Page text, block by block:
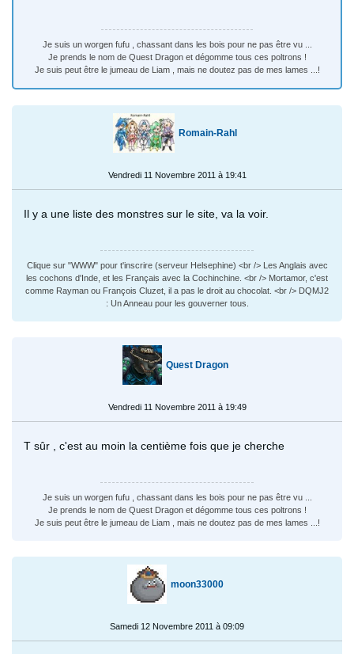
Je suis un worgen fufu , chassant dans les bois pour ne pas être vu ...
Je prends le nom de Quest Dragon et dégomme tous ces poltrons !
Je suis peut être le jumeau de Liam , mais ne doutez pas de mes lames ...!
Romain-Rahl
Vendredi 11 Novembre 2011 à 19:41
Il y a une liste des monstres sur le site, va la voir.
Clique sur "WWW" pour t'inscrire (serveur Helsephine) <br /> Les Anglais avec
les cochons d'Inde, et les Français avec la Cochinchine. <br /> Mortamor, c'est
comme Rayman ou François Cluzet, il a pas le droit au chocolat. <br /> DQMJ2
: Un Anneau pour les gouverner tous.
Quest Dragon
Vendredi 11 Novembre 2011 à 19:49
T sûr , c'est au moin la centième fois que je cherche
Je suis un worgen fufu , chassant dans les bois pour ne pas être vu ...
Je prends le nom de Quest Dragon et dégomme tous ces poltrons !
Je suis peut être le jumeau de Liam , mais ne doutez pas de mes lames ...!
moon33000
Samedi 12 Novembre 2011 à 09:09